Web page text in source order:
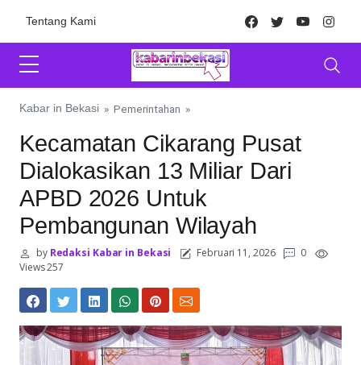
Tentang Kami Facebook
TwitterYoutube
Kabar in Bekasi » Pemerintahan »
Kecamatan Cikarang Pusat
Dialokasikan 13 Miliar Dari
APBD 2026 Untuk
Pembangunan Wilayah
byRedaksi Kabar in Bekasi Februari 11, 2026
0
Views 257